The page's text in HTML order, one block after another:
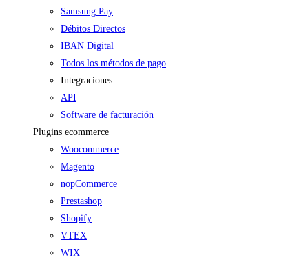
Samsung Pay
Débitos Directos
IBAN Digital
Todos los métodos de pago
Integraciones
API
Software de facturación
Plugins ecommerce
Woocommerce
Magento
nopCommerce
Prestashop
Shopify
VTEX
WIX